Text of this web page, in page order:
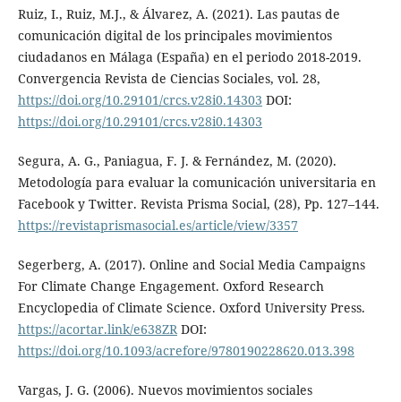
Ruiz, I., Ruiz, M.J., & Álvarez, A. (2021). Las pautas de
comunicación digital de los principales movimientos
ciudadanos en Málaga (España) en el periodo 2018-2019.
Convergencia Revista de Ciencias Sociales, vol. 28,
https://doi.org/10.29101/crcs.v28i0.14303 DOI:
https://doi.org/10.29101/crcs.v28i0.14303
Segura, A. G., Paniagua, F. J. & Fernández, M. (2020).
Metodología para evaluar la comunicación universitaria en
Facebook y Twitter. Revista Prisma Social, (28), Pp. 127–144.
https://revistaprismasocial.es/article/view/3357
Segerberg, A. (2017). Online and Social Media Campaigns
For Climate Change Engagement. Oxford Research
Encyclopedia of Climate Science. Oxford University Press.
https://acortar.link/e638ZRDOI:
https://doi.org/10.1093/acrefore/9780190228620.013.398
Vargas, J. G. (2006). Nuevos movimientos sociales